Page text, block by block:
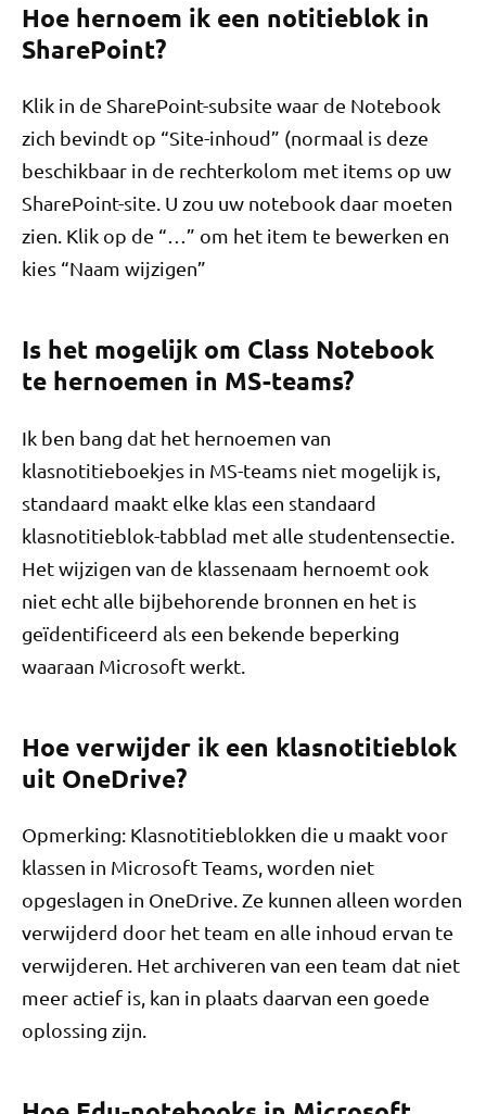
Hoe hernoem ik een notitieblok in
SharePoint?
Klik in de SharePoint-subsite waar de Notebook
zich bevindt op “Site-inhoud” (normaal is deze
beschikbaar in de rechterkolom met items op uw
SharePoint-site. U zou uw notebook daar moeten
zien. Klik op de “…” om het item te bewerken en
kies “Naam wijzigen”
Is het mogelijk om Class Notebook
te hernoemen in MS-teams?
Ik ben bang dat het hernoemen van
klasnotitieboekjes in MS-teams niet mogelijk is,
standaard maakt elke klas een standaard
klasnotitieblok-tabblad met alle studentensectie.
Het wijzigen van de klassenaam hernoemt ook
niet echt alle bijbehorende bronnen en het is
geïdentificeerd als een bekende beperking
waaraan Microsoft werkt.
Hoe verwijder ik een klasnotitieblok
uit OneDrive?
Opmerking: Klasnotitieblokken die u maakt voor
klassen in Microsoft Teams, worden niet
opgeslagen in OneDrive. Ze kunnen alleen worden
verwijderd door het team en alle inhoud ervan te
verwijderen. Het archiveren van een team dat niet
meer actief is, kan in plaats daarvan een goede
oplossing zijn.